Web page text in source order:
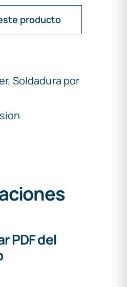
producto
, Soldadura por
PDF del